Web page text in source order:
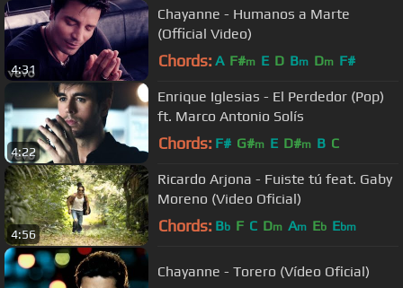
4:31
Chayanne - Humanos a Marte
(Official Video)
Chords: A F#m E D Bm Dm F#
4:22
Enrique Iglesias - El Perdedor (Pop)
ft. Marco Antonio Solís
Chords: F# G#m E D#m B C
4:56
Ricardo Arjona - Fuiste tú feat. Gaby
Moreno (Video Oficial)
Chords: Bb F C Dm Am Eb Ebm
Chayanne - Torero (Vídeo Oficial)